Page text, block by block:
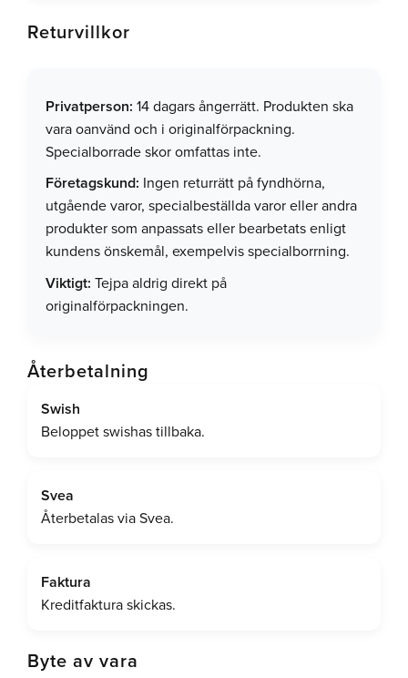
Returvillkor
Privatperson: 14 dagars ångerrätt. Produkten ska
vara oanvänd och i originalförpackning.
Specialborrade skor omfattas inte.
Företagskund: Ingen returrätt på fyndhörna,
utgående varor, specialbeställda varor eller andra
produkter som anpassats eller bearbetats enligt
kundens önskemål, exempelvis specialborrning.
Viktigt: Tejpa aldrig direkt på
originalförpackningen.
Återbetalning
Swish
Beloppet swishas tillbaka.
Svea
Återbetalas via Svea.
Faktura
Kreditfaktura skickas.
Byte av vara